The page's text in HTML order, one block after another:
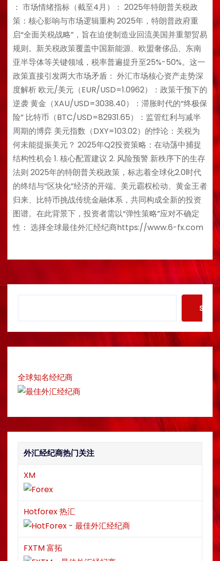
： ​​市场情绪指标（截至4月）​​： 2025年特朗普关税政
策：核心影响与市场逻辑重构​​ 2025年，特朗普政府重
启“全面关税战略”，旨在迫使制造业回流美国并重塑贸易
规则。新关税政策覆盖中国新能源、欧盟奢侈品、东南
亚半导体等关键领域，税率普遍提升至25%-50%。这一
政策直接引发两大市场矛盾： ​​外汇市场核心资产走势深
度解析​​ ​​欧元/美元（EUR/USD=1.0962）：政策干预下的
逆袭​​ ​​黄金（XAU/USD=3038.40）：滞胀时代的“终极保
险”​​ ​​比特币（BTC/USD=82931.65）：监管红利与减半
周期的博弈​​ ​​美元指数（DXY=103.02）的悖论：关税为
何未能提振美元？​​ ​​2025年Q2投资策略：在动荡中捕捉
结构性机会​​ ​​1. 核心配置建议​​ ​​2. 风险预警​​ ​​新秩序下的生存
法则​​ 2025年的特朗普关税政策，标志着全球化2.0时代
的终结与“区块化”经济的开端。美元霸权松动、黄金王者
归来、比特币挑战传统金融体系，共同构成全新的投资
图谱。在此背景下，投资者需以“弹性策略”应对不确定
性： 选择全球最佳外汇经纪商https://www.6-fx.com
c
全球知名经纪商
外汇经纪商热门关注
XM
Hotforex 热汇
FXTM 富拓